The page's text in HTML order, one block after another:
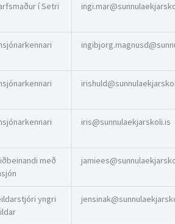
í Setri
iris@sunnulaekjarskoli.is
með
yngri